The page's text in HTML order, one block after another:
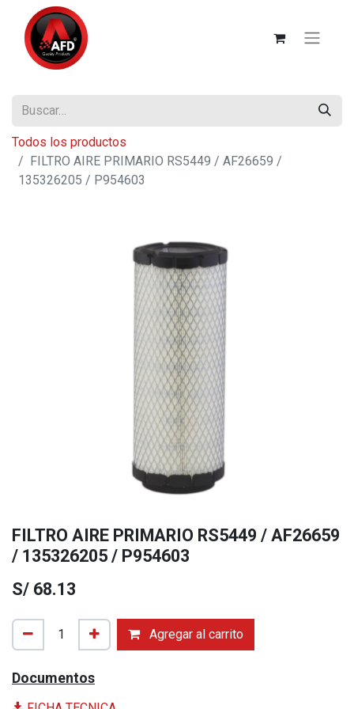
Todos los productos
FILTRO AIRE PRIMARIO RS5449 / AF26659 /
135326205 / P954603
FILTRO AIRE PRIMARIO RS5449 / AF26659
/ 135326205 / P954603
S/ 68.13
Agregar al carrito
Documentos